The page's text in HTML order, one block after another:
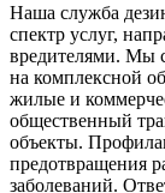
Наша служба
спектр услуг,
вредителями. Мы
на комплексной
жилые и
общественный
объекты.
предотвращения
заболеваний.